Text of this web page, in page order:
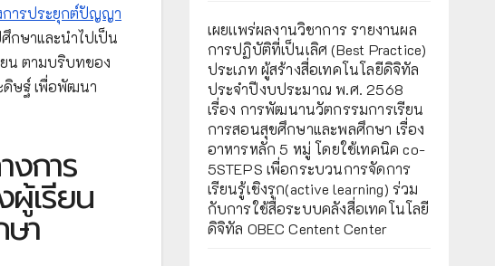
การประยุกต์ปัญญา
กษาและนำไปเป็น
น ตามบริบทของ
ษฐ์ เพื่อพัฒนา
การ
เรียน
า
เผยเเพร่ผลงานวิชาการ รายงานผล
การปฏิบัติที่เป็นเลิศ (Best Practice)
ประเภท ผู้สร้างสื่อเทคโนโลยีดิจิทัล
ประจำปีงบประมาณ พ.ศ. 2568
เรื่อง การพัฒนานวัตกรรมการเรียน
การสอนสุขศึกษาและพลศึกษา เรื่อง
อาหารหลัก 5 หมู่ โดยใช้เทคนิค co-
5STEPS เพื่อกระบวนการจัดการ
เรียนรู้เชิงรุก(active learning) ร่วม
กับการใช้สื่อระบบคลังสื่อเทคโนโลยี
ดิจิทัล OBEC Centent Center